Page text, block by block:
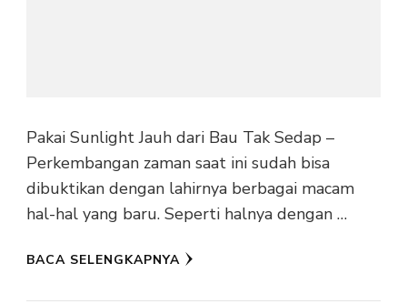
Pakai Sunlight Jauh dari Bau Tak Sedap –
Perkembangan zaman saat ini sudah bisa
dibuktikan dengan lahirnya berbagai macam
hal-hal yang baru. Seperti halnya dengan …
BACA SELENGKAPNYA